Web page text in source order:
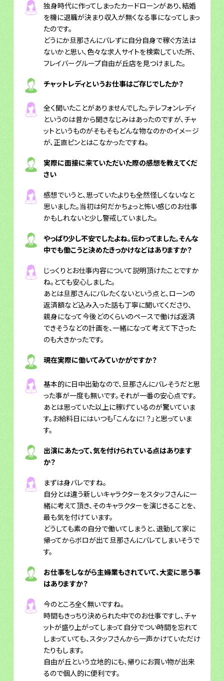
独身時代に作ってしまったカードローンがあり、結婚
を機に退職が決まり収入が無くなる事になってしまっ
たのです。
どうにか旦那さんにバレずに自分自身で稼ぐ方法は
ないかと思い、色々な求人サイトを検索していた所、
フレイバーグループ自由が丘店を見つけました。
チャットレディというお仕事はご存じでしたか？
全く聞いたことがありませんでした。テレフォンレディ
というのは昔から聞きなじみはあったのですが、チャ
ットというものがそもそもどんな物なのかのイメージ
が、正直ピンとはこなかったですね。
実際に面接に来ていただいた際の感想を教えてくだ
さい
感想でいうと、思っていたよりも全然怪しくないなと
思いました。当初は何だかちょっと怖い感じのお仕事
かもしれないと少し警戒していました。
やっぱり少し不安でしたよね。伝わってました。そんな
中でも働こうと決めたきっかけなどはありますか？
じっくりとお仕事内容について説明頂けたことですか
ね。とても安心しました。
あとは旦那さんにバレたくないという点と、ローンの
返済額など込み入った話も丁寧に聞いてくださり、
親身になって今後どのくらいのペースで働けば返済
できそうなどの計画を、一緒になって考えて下さった
のも大きかったです。
現在実際に働いてみていかがですか？
基本的に日中出勤なので、旦那さんにバレそうだと思
った事が一度も無いです。それが一番の安心点です。
あとは思っていた以上に稼げているのが驚いていま
す。お給料日にはいつも「こんなに！？」と思っていま
す。
出演にあたって、気を付けられている点はあります
か？
まずは身バレですね。
自分とは違う新しいキャラクターをスタッフさんに一
緒に考えて頂き、そのキャラクターを演じきることを、
最も気を付けています。
どうしても素の自分で働いてしまうと、退勤して家に
帰ってからボロが出て旦那さんにバレてしまいそうで
す。
お仕事をしながら主婦業もされていて、大変に思う事
はありますか？
今のところ全く無いですね。
時間もきっちり決められた中でのお仕事ですし、チャ
ットが盛り上がってしまって自分でつい時間を忘れて
しまっていても、スタッフさんから一声かけていただけ
たりもします。
自由が丘という立地的にも、帰りにお買い物が出来
るので個人的に便利です。